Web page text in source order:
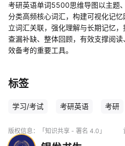
考研英语单词5500思维导图以主题
分类高频核心词汇，构建可视化记
立词汇关联，强化理解与长期记忆
查漏补缺、整体回顾，有效支撑阅
效备考的重要工具。
标签
学习/考试 考研英语 考研
版权信息： 「知识共享 - 署名 4.0」